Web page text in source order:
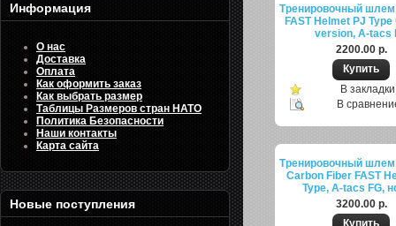
Информация
О нас
Доставка
Оплата
Как оформить заказ
Как выбрать размер
Таблицы Размеров стран НАТО
Политика Безопасности
Наши контакты
Карта сайта
Новые поступления
Тренировочный
FAST Helmet PJ
version, A-tacs
2200.00 р.
В закладки
В
Тренировочный
Carbon Fiber FAST
Type, A-tacs FG,
3200.00 р.